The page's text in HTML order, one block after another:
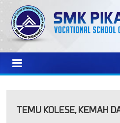
TEMU KOLESE, KEMAH